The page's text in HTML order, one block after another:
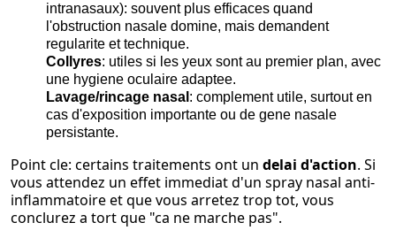
intranasaux): souvent plus efficaces quand
l'obstruction nasale domine, mais demandent
regularite et technique.
Collyres: utiles si les yeux sont au premier plan, avec
une hygiene oculaire adaptee.
Lavage/rincage nasal : complement utile, surtout en
cas d'exposition importante ou de gene nasale
persistante.
Point cle: certains traitements ont un delai d'action. Si
vous attendez un effet immediat d'un spray nasal anti-
inflammatoire et que vous arretez trop tot, vous
conclurez a tort que "ca ne marche pas".